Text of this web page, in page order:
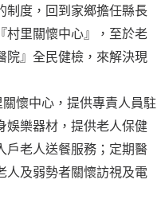
制度，回到家鄉擔任縣長
村里關懷中心』，至於老
院』全民健檢，來解決現
懷中心，提供專責人員駐
娛樂器材，提供老人保健
戶老人送餐服務；定期醫
人及弱勢者關懷訪視及電